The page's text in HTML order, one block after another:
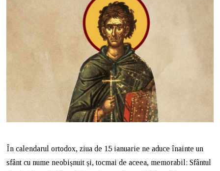
I
E
2
0
2
6
În calendarul ortodox, ziua de 15 ianuarie ne aduce înainte un
sfânt cu nume neobișnuit și, tocmai de aceea, memorabil: Sfântul